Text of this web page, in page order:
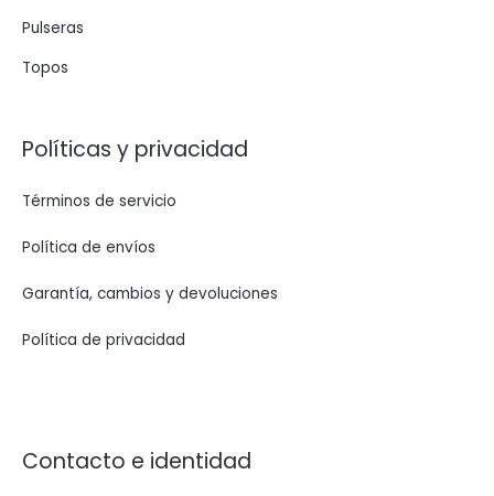
Pulseras
Topos
Políticas y privacidad
Términos de servicio
Política de envíos
Garantía, cambios y devoluciones
Política de privacidad
Contacto e identidad